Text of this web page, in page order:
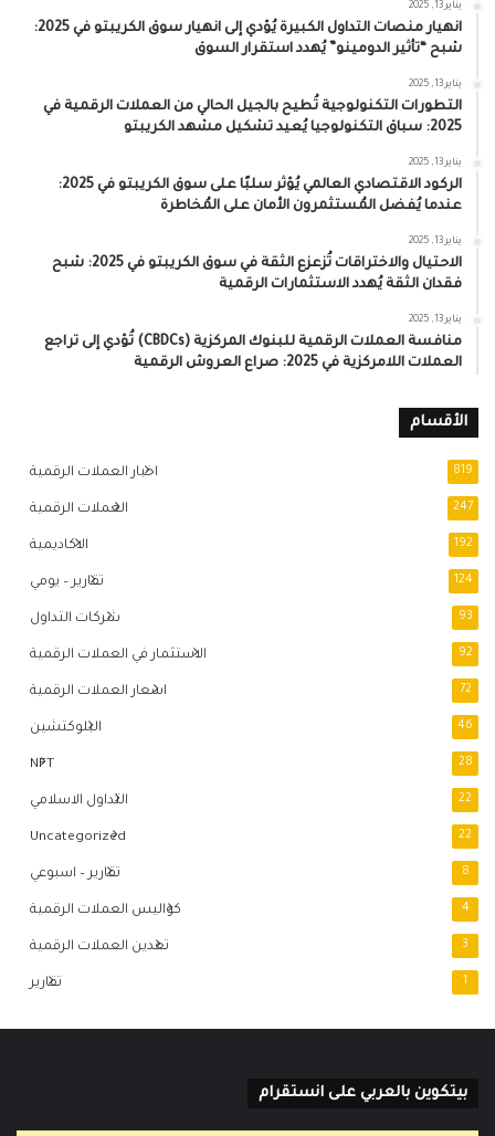
يناير 13, 2025
انهيار منصات التداول الكبيرة يُؤدي إلى انهيار سوق الكريبتو في 2025:
شبح “تأثير الدومينو” يُهدد استقرار السوق
يناير 13, 2025
التطورات التكنولوجية تُطيح بالجيل الحالي من العملات الرقمية في
2025: سباق التكنولوجيا يُعيد تشكيل مشهد الكريبتو
يناير 13, 2025
الركود الاقتصادي العالمي يُؤثر سلبًا على سوق الكريبتو في 2025:
عندما يُفضل المُستثمرون الأمان على المُخاطرة
يناير 13, 2025
الاحتيال والاختراقات تُزعزع الثقة في سوق الكريبتو في 2025: شبح
فقدان الثقة يُهدد الاستثمارات الرقمية
يناير 13, 2025
منافسة العملات الرقمية للبنوك المركزية (CBDCs) تُؤدي إلى تراجع
العملات اللامركزية في 2025: صراع العروش الرقمية
الأقسام
اخبار العملات الرقمية 819
العملات الرقمية 247
الاكاديمية 192
تقارير – يومي 124
شركات التداول 93
الاستثمار في العملات الرقمية 92
اسعار العملات الرقمية 72
البلوكتشين 46
NFT 28
التداول الاسلامي 22
Uncategorized 22
تقارير – اسبوعي 8
كواليس العملات الرقمية 4
تعدين العملات الرقمية 3
تقارير 1
بيتكوين بالعربي على انستقرام